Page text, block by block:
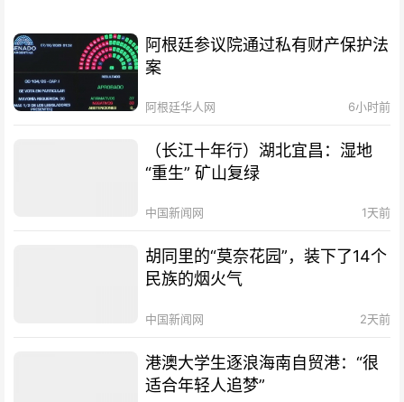
阿根廷参议院通过私有财产保护法
案
阿根廷华人网 6小时前
（长江十年行）湖北宜昌：湿地
“重生” 矿山复绿
中国新闻网 1天前
胡同里的“莫奈花园”，装下了14个
民族的烟火气
中国新闻网 2天前
港澳大学生逐浪海南自贸港：“很
适合年轻人追梦”